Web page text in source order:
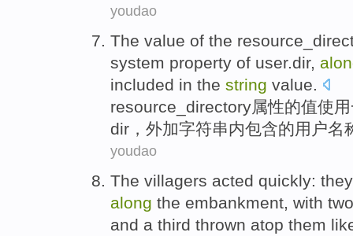
youdao
The value of the
system property of user.dir,
included in the string value.
resource_directory属性的值使用
dir，外加字符串内包含的用户名
youdao
The villagers acted quickly: they
along the embankment , with two
and a third thrown atop them